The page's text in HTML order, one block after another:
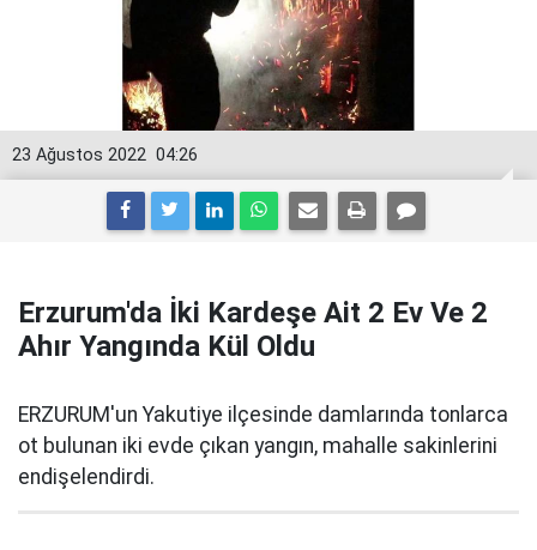
04:26
23 Ağustos 2022
Erzurum'da İki Kardeşe Ait 2 Ev Ve 2
Ahır Yangında Kül Oldu
ERZURUM'un Yakutiye ilçesinde damlarında tonlarca
ot bulunan iki evde çıkan yangın, mahalle sakinlerini
endişelendirdi.